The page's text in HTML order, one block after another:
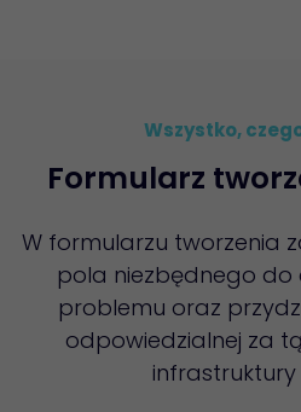
Wszystko,
Formularz
W formularzu tworzenia
pola niezbędnego do
problemu oraz
odpowiedzialnej za
infrastruktury